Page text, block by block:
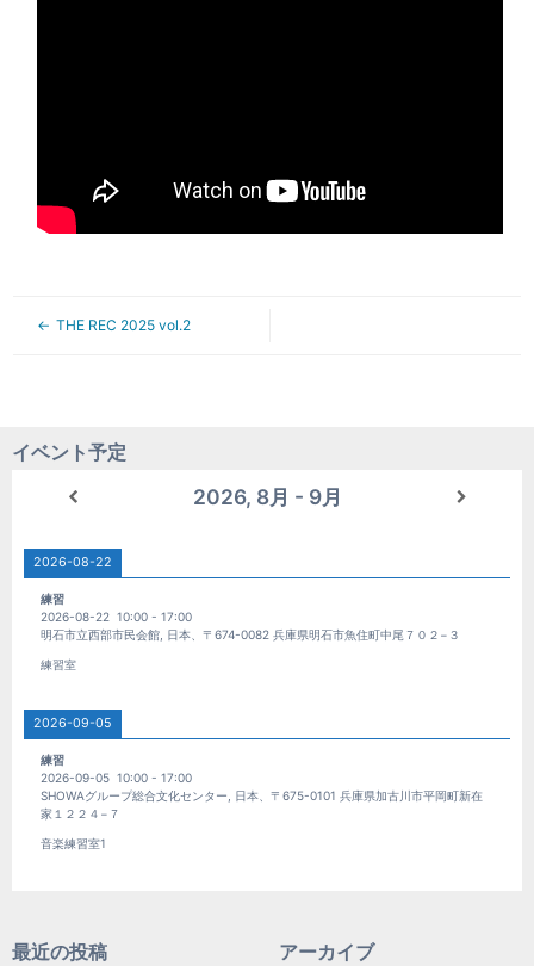
THE REC 2025 vol.2
イベント予定
2026, 8月 - 9月
2026-08-22
練習
2026-08-22 10:00 -17:00
明石市立西部市民会館, 日本、〒674-0082 兵庫県明石市魚住町中尾７０２−３
練習室
2026-09-05
練習
2026-09-05 10:00 -17:00
SHOWAグループ総合文化センター, 日本、〒675-0101 兵庫県加古川市平岡町新在
家１２２４−７
音楽練習室1
最近の投稿 アーカイブ